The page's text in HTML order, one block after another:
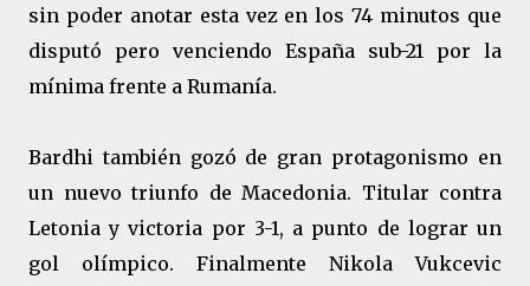
sin poder anotar esta vez en los 74 minutos que
disputó pero venciendo España sub-21 por la
mínima frente a Rumanía.
Bardhi también gozó de gran protagonismo en
un nuevo triunfo de Macedonia. Titular contra
Letonia y victoria por 3-1, a punto de lograr un
gol olímpico. Finalmente Nikola Vukcevic